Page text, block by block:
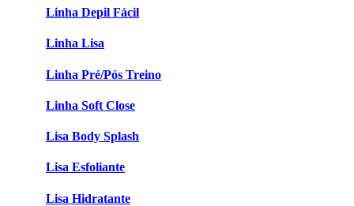
Linha Depil Fácil
Linha Lisa
Linha Pré/Pós Treino
Linha Soft Close
Lisa Body Splash
Lisa Esfoliante
Lisa Hidratante